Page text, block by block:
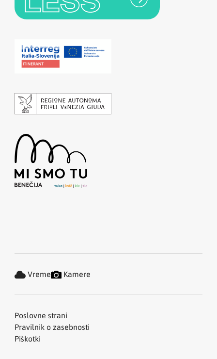
Poslovne strani
Pravilnik o zasebnosti
Piškotki
Vreme Kamere